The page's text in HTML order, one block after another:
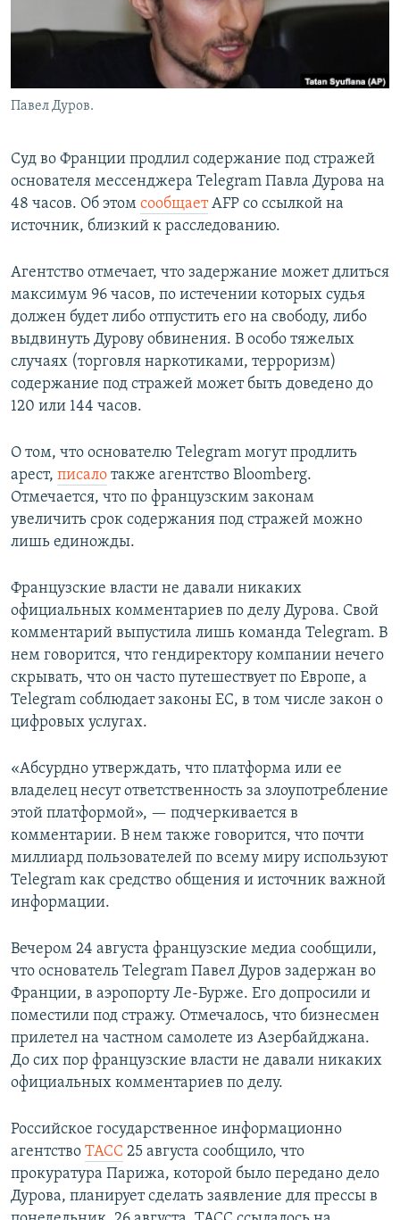
Павел Дуров.
Суд во Франции продлил содержание под стражей
основателя мессенджера Telegram Павла Дурова на
48 часов. Об этом сообщаетAFP со ссылкой на
источник, близкий к расследованию.
Агентство отмечает, что задержание может длиться
максимум 96 часов, по истечении которых судья
должен будет либо отпустить его на свободу, либо
выдвинуть Дурову обвинения. В особо тяжелых
случаях (торговля наркотиками, терроризм)
содержание под стражей может быть доведено до
120 или 144 часов.
О том, что основателю Telegram могут продлить
арест, писало также агентство Bloomberg.
Отмечается, что по французским законам
увеличить срок содержания под стражей можно
лишь единожды.
Французские власти не давали никаких
официальных комментариев по делу Дурова. Свой
комментарий выпустила лишь команда Telegram. В
нем говорится, что гендиректору компании нечего
скрывать, что он часто путешествует по Европе, а
Telegram соблюдает законы ЕС, в том числе закон о
цифровых услугах.
«Абсурдно утверждать, что платформа или ее
владелец несут ответственность за злоупотребление
этой платформой», — подчеркивается в
комментарии. В нем также говорится, что почти
миллиард пользователей по всему миру используют
Telegram как средство общения и источник важной
информации.
Вечером 24 августа французские медиа сообщили,
что основатель Telegram Павел Дуров задержан во
Франции, в аэропорту Ле-Бурже. Его допросили и
поместили под стражу. Отмечалось, что бизнесмен
прилетел на частном самолете из Азербайджана.
До сих пор французские власти не давали никаких
официальных комментариев по делу.
Российское государственное информационно
агентство ТАСС 25 августа сообщило, что
прокуратура Парижа, которой было передано дело
Дурова, планирует сделать заявление для прессы в